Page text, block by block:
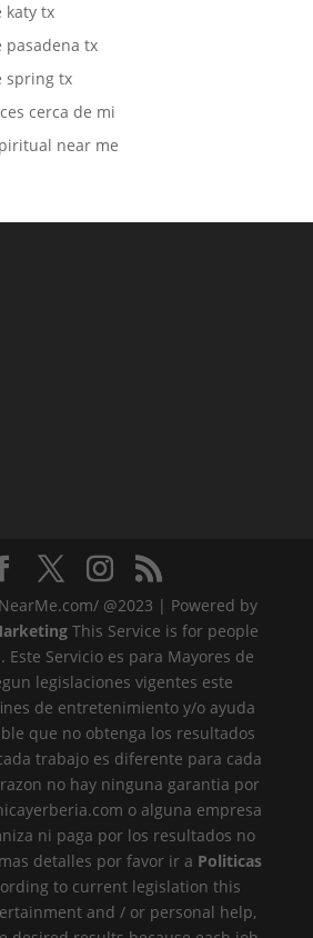
katy tx
pasadena tx
spring tx
cerca de mi
near me
@2023 | Powered by
This Service is for people
Este Servicio es para Mayores de
legislaciones vigentes este
de entretenimiento y/o ayuda
que no obtenga los resultados
trabajo es diferente para cada
no hay ninguna garantia por
o alguna empresa
ni paga por los resultados no
detalles por favor ir a Politicas
to current legislation this
and / or personal help,